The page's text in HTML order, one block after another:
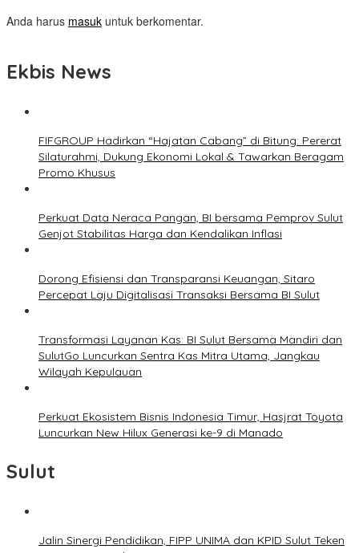
Anda harus masuk untuk berkomentar.
Ekbis News
FIFGROUP Hadirkan “Hajatan Cabang” di Bitung: Pererat
Silaturahmi, Dukung Ekonomi Lokal & Tawarkan Beragam
Promo Khusus
Perkuat Data Neraca Pangan, BI bersama Pemprov Sulut
Genjot Stabilitas Harga dan Kendalikan Inflasi
Dorong Efisiensi dan Transparansi Keuangan, Sitaro
Percepat Laju Digitalisasi Transaksi Bersama BI Sulut
Transformasi Layanan Kas: BI Sulut Bersama Mandiri dan
SulutGo Luncurkan Sentra Kas Mitra Utama, Jangkau
Wilayah Kepulauan
Perkuat Ekosistem Bisnis Indonesia Timur, Hasjrat Toyota
Luncurkan New Hilux Generasi ke-9 di Manado
Sulut
Jalin Sinergi Pendidikan, FIPP UNIMA dan KPID Sulut Teken